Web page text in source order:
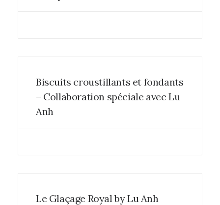
Biscuits croustillants et fondants
– Collaboration spéciale avec Lu
Anh
Le Glaçage Royal by Lu Anh